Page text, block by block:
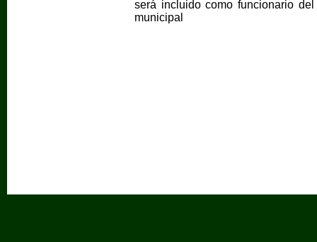
será incluido como funcionario
municipal